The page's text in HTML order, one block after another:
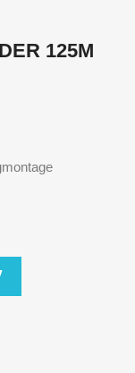
125M